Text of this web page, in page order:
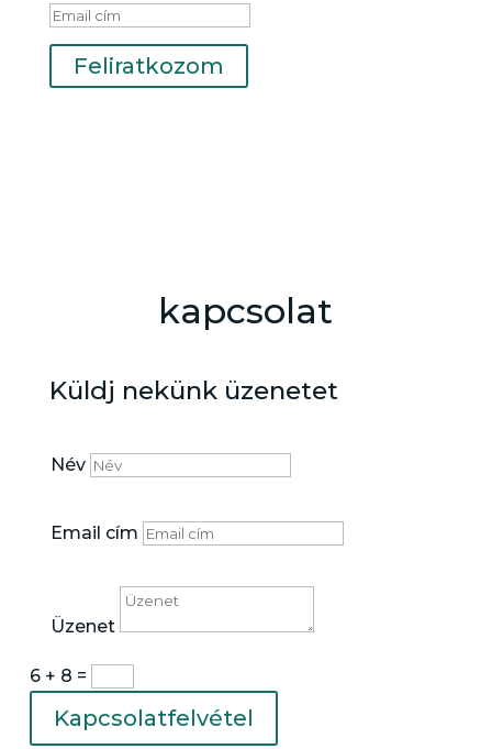
Feliratkozom
kapcsolat
Küldj nekünk üzenetet
Név
Email cím
Üzenet
6 + 8 =
Kapcsolatfelvétel